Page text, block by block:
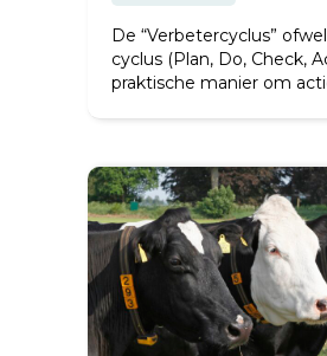
De “Verbetercyclus”
cyclus (Plan, Do, Check,
praktische manier om